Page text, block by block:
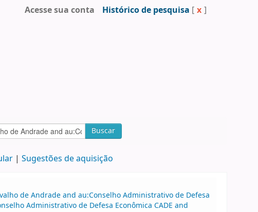
Acesse sua conta Histórico de pesquisa [ x ]
Buscar
Sugestões de aquisição
de Andrade and au:Conselho Administrativo de Defesa
Administrativo de Defesa Econômica CADE and